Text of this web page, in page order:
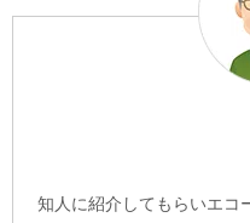
知人に紹介してもらいエコ